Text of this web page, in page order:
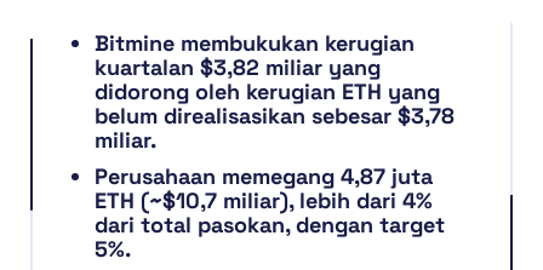
Bitmine membukukan kerugian
kuartalan $3,82 miliar yang
didorong oleh kerugian ETH yang
belum direalisasikan sebesar $3,78
miliar.
Perusahaan memegang 4,87 juta
ETH (~$10,7 miliar), lebih dari 4%
dari total pasokan, dengan target
5%.